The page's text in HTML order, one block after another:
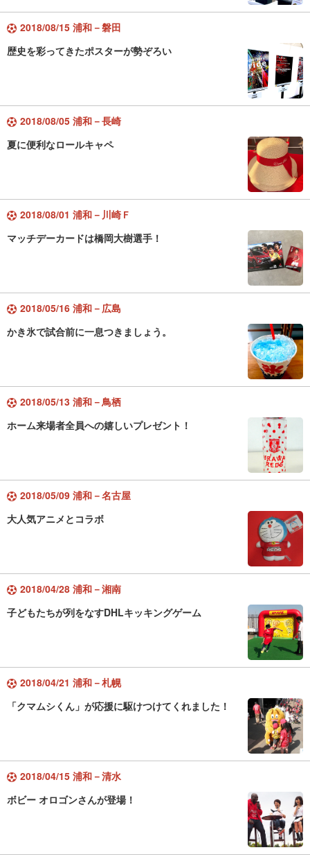
2018/08/15 浦和－磐田
歴史を彩ってきたポスターが勢ぞろい
2018/08/05 浦和－長崎
夏に便利なロールキャペ
2018/08/01 浦和－川崎Ｆ
マッチデーカードは橋岡大樹選手！
2018/05/16 浦和－広島
かき氷で試合前に一息つきましょう。
2018/05/13 浦和－鳥栖
ホーム来場者全員への嬉しいプレゼント！
2018/05/09 浦和－名古屋
大人気アニメとコラボ
2018/04/28 浦和－湘南
子どもたちが列をなすDHLキッキングゲーム
2018/04/21 浦和－札幌
「クマムシくん」が応援に駆けつけてくれました！
2018/04/15 浦和－清水
ボビー オロゴンさんが登場！